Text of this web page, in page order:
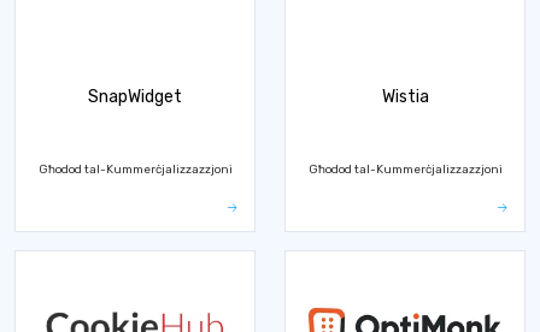
SnapWidget
Għodod tal-Kummerċjalizzazzjoni
Wistia
Għodod tal-Kummerċjalizzazzjoni